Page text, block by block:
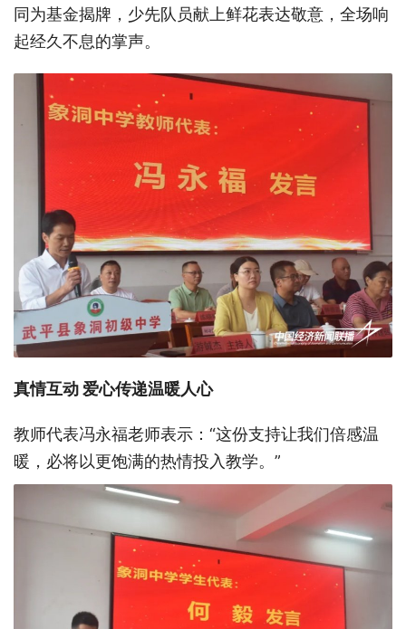
同为基金揭牌，少先队员献上鲜花表达敬意，全场响
起经久不息的掌声。
真情互动 爱心传递温暖人心
教师代表冯永福老师表示： “这份支持让我们倍感温
暖，必将以更饱满的热情投入教学。”